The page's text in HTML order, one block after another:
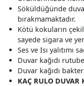
Söküldüğünde
bırakmamaktadır.
Kötü kokuların
sayede sigara ve
Ses ve Isı yalıtımı
Duvar kağıdı
Duvar kağıdı
KAÇ RULO